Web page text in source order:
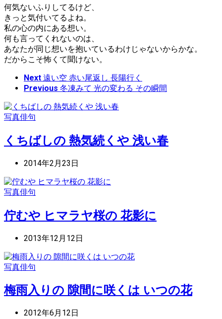
何気ないふりしてるけど、
きっと気付いてるよね。
私の心の内にある想い。
何も言ってくれないのは、
あなたが同じ想いを抱いているわけじゃないからかな。
だからこそ怖くて聞けない。
Next 遠い空 赤い尾返し 長陽行く
Previous 冬凍みて 光の変わる その瞬間
写真俳句
くちばしの 熱気続くや 浅い春
2014年2月23日
写真俳句
佇むや ヒマラヤ桜の 花影に
2013年12月12日
写真俳句
梅雨入りの 隙間に咲くは いつの花
2012年6月12日